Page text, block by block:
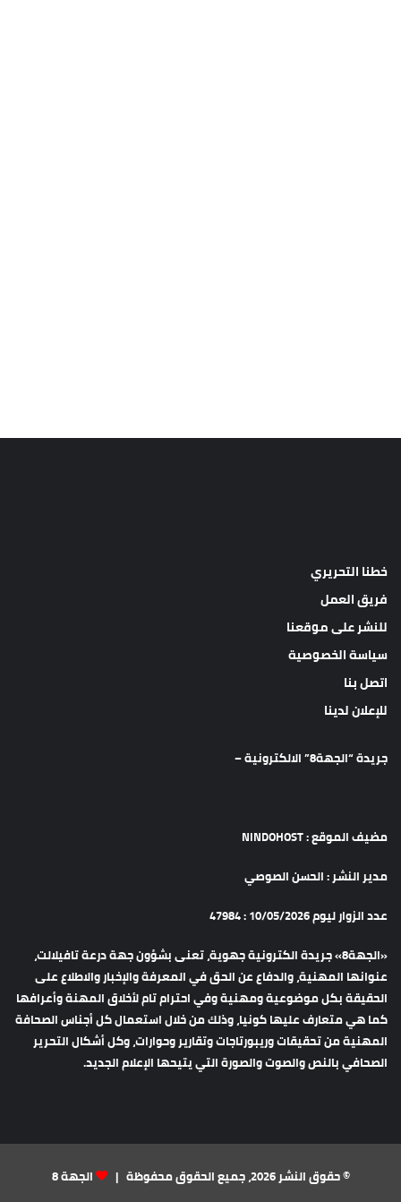
خطنا التحريري
فريق العمل
للنشر على موقعنا
سياسة الخصوصية
اتصل بنا
للإعلان لدينا
جريدة “الجهة8” الالكترونية –
مضيف الموقع : NINDOHOST
مدير النشر : الحسن الصوصي
عدد الزوار ليوم 10/05/2026 : 47984
«الجهة8» جريدة الكترونية جهوية، تعنى بشؤون جهة درعة تافيلالت،
عنوانها المهنية، والدفاع عن الحق في المعرفة والإخبار والاطلاع على
الحقيقة بكل موضوعية ومهنية وفي احترام تام لأخلاق المهنة وأعرافها
كما هي متعارف عليها كونيا، وذلك من خلال استعمال كل أجناس الصحافة
المهنية من تحقيقات وريبورتاجات وتقارير وحوارات، وكل أشكال التحرير
الصحافي بالنص والصوت والصورة التي يتيحها الإعلام الجديد.
© حقوق النشر 2026، جميع الحقوق محفوظة | الجهة 8